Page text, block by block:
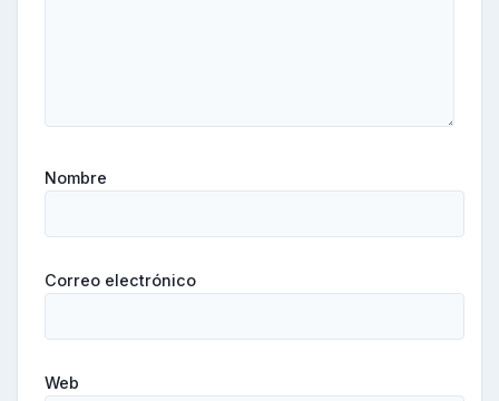
Nombre
Correo electrónico
Web